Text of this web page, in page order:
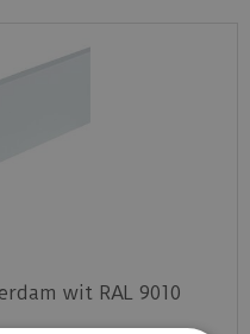
wit RAL 9010